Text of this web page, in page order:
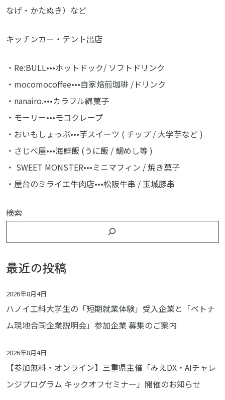
なげ・かたぬき）など
キッチンカー・テント出店
・Re:BULL•••ホットドック/ ソフトドリンク
・mocomocoffee•••自家焙煎珈琲 /ドリンク
・nanairo.•••カラフル綿菓子
・モーリー•••モコクレープ
・おいもしょっぷ•••芋スイーツ ( チップ / 大学芋など )
・さじべ屋•••海鮮飯 (うに飯 / 鯛めし等 )
・ SWEET MONSTER•••ミニマフィン / 焼き菓子
・屋台のミライエ牛肉店•••松阪牛串 / 玉城豚串
検索
最近の投稿
ハノイ工科大学生の「短期就業体験」受入企業と「ベトナ
ム現地合同企業説明会」参加企業 募集のご案内
2026年8月4日
【参加無料・オンライン】三重県主催「みえDX・AIチャレ
ンジプログラム キックオフセミナー」開催のお知らせ
2026年8月4日